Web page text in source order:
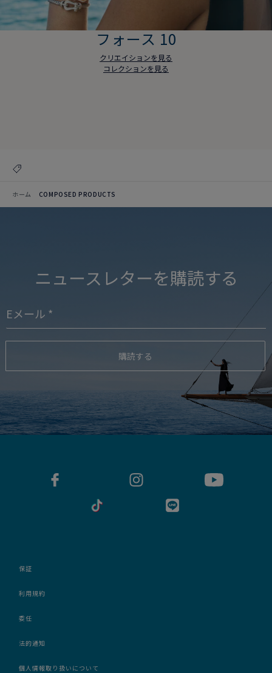
フォース 10
クリエイションを見る
コレクションを見る
ホーム COMPOSED PRODUCTS
ニュースレターを購読する
購読する
保証
利用規約
委任
法的通知
個人情報取り扱いについて